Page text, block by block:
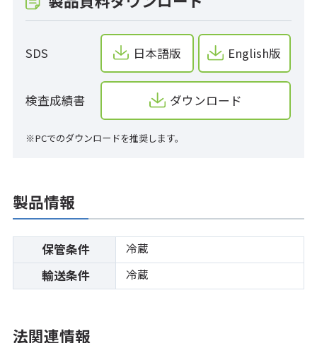
SDS 日本語版 English版
検査成績書 ダウンロード
※PCでのダウンロードを推奨します。
製品情報
保管条件 冷蔵
輸送条件 冷蔵
法関連情報